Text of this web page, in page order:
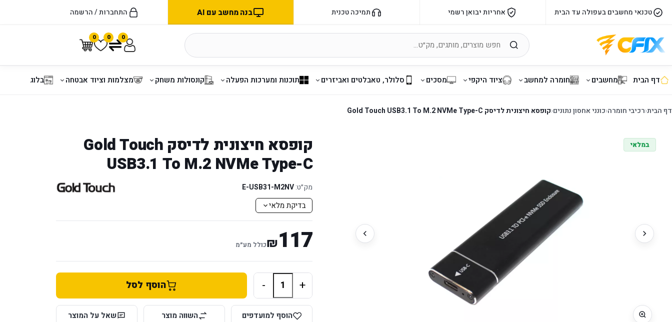
טכנאי מחשבים בעפולה עד הבית אחריות יבואן רשמי תמיכה טכנית בנה מחשב עם AI התחברות / הרשמה
0 0 0
דף הבית מחשבים חומרה למחשב ציוד היקפי מסכים סלולר, טאבלטים ואביזרים תוכנות ומערכות הפעלה קונסולות משחק מצלמות וציוד אבטחה בלוג
דף הבית‹רכיבי חומרה‹כונני אחסון נתונים‹קופסא חיצונית לדיסק Gold Touch USB3.1 To M.2 NVMe Type-C
במלאי
קופסא חיצונית לדיסק Gold Touch
USB3.1 To M.2 NVMe Type-C
מק״ט:E-USB31-M2NV
בדיקת מלאי
117
₪כולל מע״מ
+
- הוסף לסל
הוסף למועדפים השווה מוצר שאל על המוצר